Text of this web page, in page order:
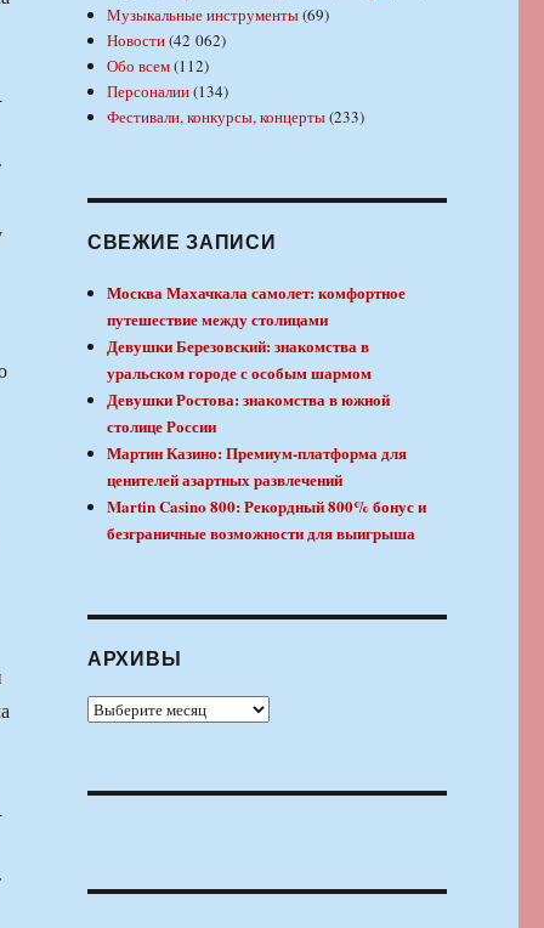
Музыкальные инструменты(69)
Новости(42 062)
Обо всем(112)
Персоналии(134)
Фестивали, конкурсы, концерты(233)
СВЕЖИЕ ЗАПИСИ
Москва Махачкала самолет: комфортное
путешествие между столицами
Девушки Березовский: знакомства в
уральском городе с особым шармом
Девушки Ростова: знакомства в южной
столице России
Мартин Казино: Премиум-платформа для
ценителей азартных развлечений
Martin Casino 800: Рекордный 800% бонус и
безграничные возможности для выигрыша
АРХИВЫ
Архивы